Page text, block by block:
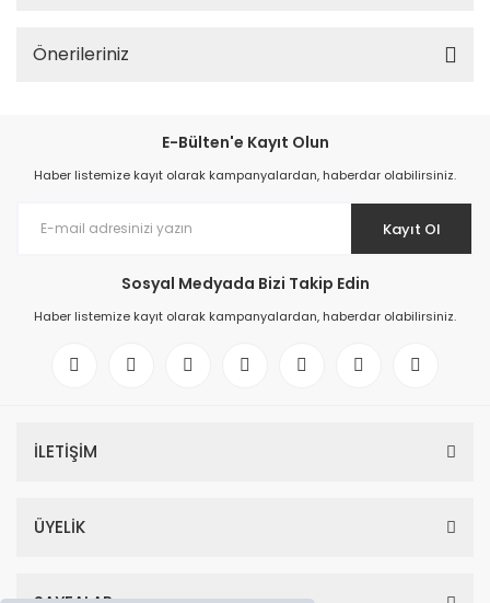
Önerileriniz
E-Bülten'e Kayıt Olun
Haber listemize kayıt olarak kampanyalardan, haberdar olabilirsiniz.
Kayıt Ol
Sosyal Medyada Bizi Takip Edin
Haber listemize kayıt olarak kampanyalardan, haberdar olabilirsiniz.
İLETİŞİM
ÜYELİK